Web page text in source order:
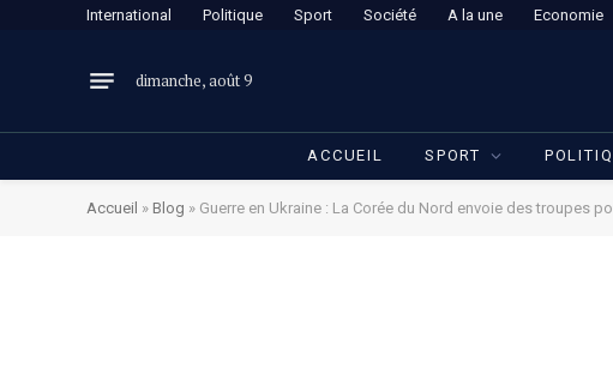
International Politique Sport Société A la une Economie
dimanche, août 9
ACCUEIL SPORT
Accueil » Blog » Guerre en Ukraine : La Corée du Nord envoie des troupes